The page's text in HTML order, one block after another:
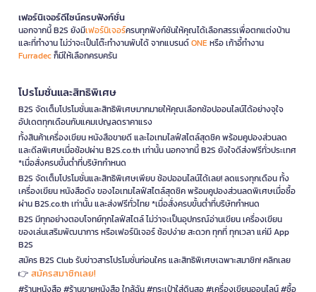
เฟอร์นิเจอร์ดีไซน์ครบฟังก์ชั่น
นอกจากนี้ B2S ยังมีเฟอร์นิเจอร์ครบทุกฟังก์ชันให้คุณได้เลือกสรรเพื่อตกแต่งบ้าน
และที่ทำงาน ไม่ว่าจะเป็นโต๊ะทำงานพับได้ จากแบรนด์ONEหรือ เก้าอี้ทำงาน
Furradecก็มีให้เลือกครบครัน
โปรโมชั่นและสิทธิพิเศษ
B2S จัดเต็มโปรโมชั่นและสิทธิพิเศษมากมายให้คุณเลือกช้อปออนไลน์ได้อย่างจุใจ
อัปเดตทุกเดือนกับแคมเปญลดราคาแรง
ทั้งสินค้าเครื่องเขียน หนังสือขายดี และไอเทมไลฟ์สไตล์สุดชิค พร้อมคูปองส่วนลด
และดีลพิเศษเมื่อช้อปผ่าน B2S.co.th เท่านั้น นอกจากนี้ B2S ยังใจดีส่งฟรีทั่วประเทศ
*เมื่อสั่งครบขั้นต่ำที่บริษัทกำหนด
B2S จัดเต็มโปรโมชั่นและสิทธิพิเศษเพียบ ช้อปออนไลน์ได้เลย! ลดแรงทุกเดือน ทั้ง
เครื่องเขียน หนังสือดัง ของไอเทมไลฟ์สไตล์สุดชิค พร้อมคูปองส่วนลดพิเศษเมื่อซื้อ
ผ่าน B2S.co.th เท่านั้น และส่งฟรีทั่วไทย *เมื่อสั่งครบขั้นต่ำที่บริษัทกำหนด
B2S มีทุกอย่างตอบโจทย์ทุกไลฟ์สไตล์ ไม่ว่าจะเป็นอุปกรณ์อ่านเขียน เครื่องเขียน
ของเล่นเสริมพัฒนาการ หรือเฟอร์นิเจอร์ ช้อปง่าย สะดวก ทุกที่ ทุกเวลา แค่มี App
B2S
สมัคร B2S Club รับข่าวสารโปรโมชั่นก่อนใคร และสิทธิพิเศษเฉพาะสมาชิก! คลิกเลย
👉 สมัครสมาชิกเลย!
#ร้านหนังสือ #ร้านขายหนังสือ ใกล้ฉัน #กระเป๋าใส่ดินสอ #เครื่องเขียนออนไลน์ #ซื้อ